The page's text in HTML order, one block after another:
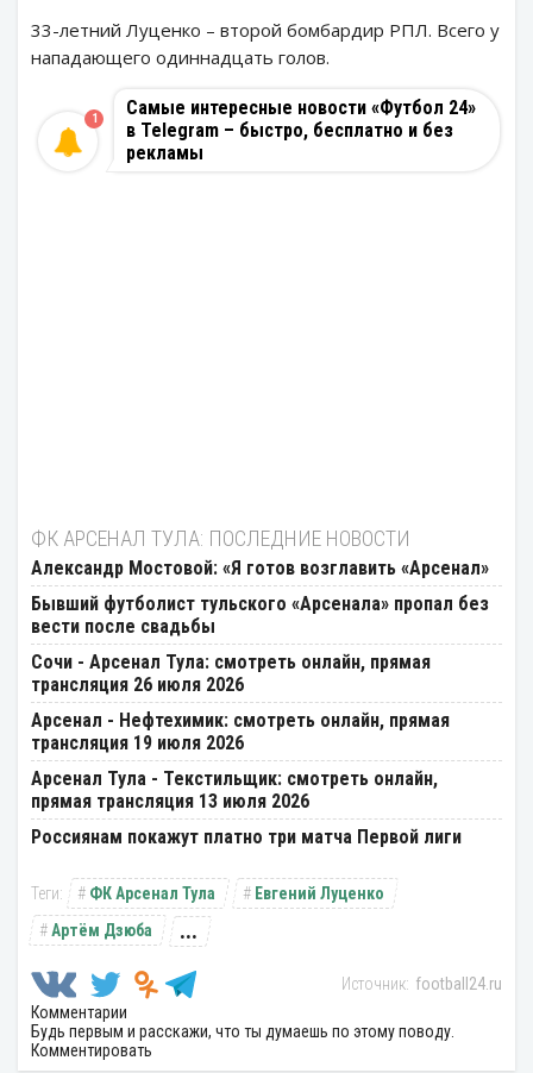
33-летний Луценко – второй бомбардир РПЛ. Всего у
нападающего одиннадцать голов.
Самые интересные новости «Футбол 24»
в Telegram – быстро, бесплатно и без
рекламы
1
ФК АРСЕНАЛ ТУЛА: ПОСЛЕДНИЕ НОВОСТИ
Александр Мостовой: «Я готов возглавить «Арсенал»
Бывший футболист тульского «Арсенала» пропал без
вести после свадьбы
Сочи - Арсенал Тула: смотреть онлайн, прямая
трансляция 26 июля 2026
Арсенал - Нефтехимик: смотреть онлайн, прямая
трансляция 19 июля 2026
Арсенал Тула - Текстильщик: смотреть онлайн,
прямая трансляция 13 июля 2026
Россиянам покажут платно три матча Первой лиги
ФК Арсенал Тула
Евгений Луценко
Артём Дзюба
...
football24.ru
Комментарии
Будь первым и расскажи, что ты думаешь по этому поводу.
Комментировать